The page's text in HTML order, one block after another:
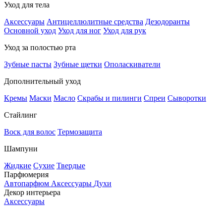
Уход для тела
Аксессуары Антицеллюлитные средства Дезодоранты
Основной уход Уход для ног Уход для рук
Уход за полостью рта
Зубные пасты Зубные щетки Ополаскиватели
Дополнительный уход
Кремы Маски Масло Скрабы и пилинги Спреи Сыворотки
Стайлинг
Воск для волос Термозащита
Шампуни
Жидкие Сухие Твердые
Парфюмерия
Автопарфюм Аксессуары Духи
Декор интерьера
Аксессуары